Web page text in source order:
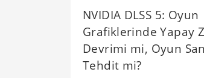
NVIDIA DLSS 5: Oyun
Grafiklerinde Yapay
Devrimi mi, Oyun
Tehdit mi?